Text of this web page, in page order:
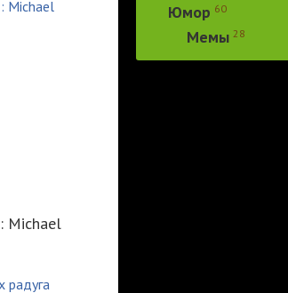
Michael
Юмор 60
Мемы 28